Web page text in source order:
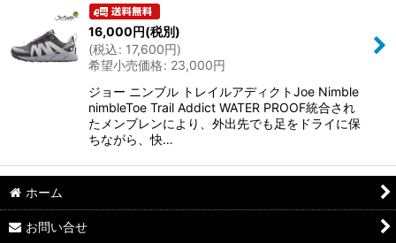
16,000円(税別)
(税込: 17,600円)
希望小売価格: 23,000円
ジョー ニンブル トレイルアディクトJoe Nimble
nimbleToe Trail Addict WATER PROOF統合され
たメンブレンにより、外出先でも足をドライに保
ちながら、快…
ホーム
お問い合せ